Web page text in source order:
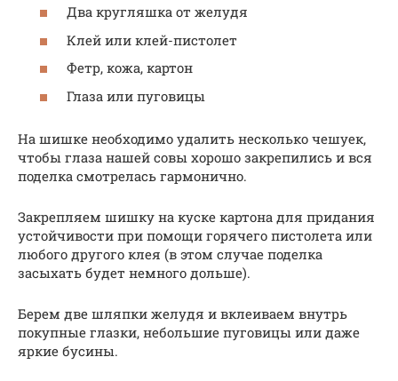
Два кругляшка от желудя
Клей или клей-пистолет
Фетр, кожа, картон
Глаза или пуговицы
На шишке необходимо удалить несколько чешуек,
чтобы глаза нашей совы хорошо закрепились и вся
поделка смотрелась гармонично.
Закрепляем шишку на куске картона для придания
устойчивости при помощи горячего пистолета или
любого другого клея (в этом случае поделка
засыхать будет немного дольше).
Берем две шляпки желудя и вклеиваем внутрь
покупные глазки, небольшие пуговицы или даже
яркие бусины.